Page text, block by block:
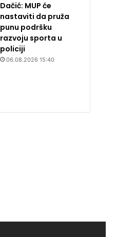
Dačić: MUP će
nastaviti da pruža
punu podršku
razvoju sporta u
policiji
06.08.2026 15:40